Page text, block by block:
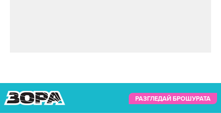
РАЗГЛЕДАЙ БРОШУРАТА